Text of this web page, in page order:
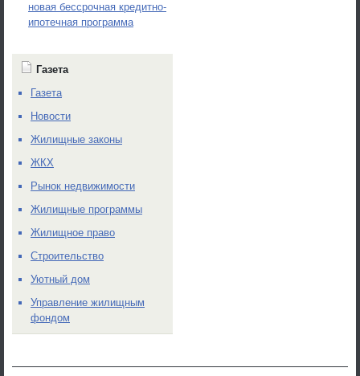
новая бессрочная кредитно-
ипотечная программа
Газета
Газета
Новости
Жилищные законы
ЖКХ
Рынок недвижимости
Жилищные программы
Жилищное право
Строительство
Уютный дом
Управление жилищным
фондом